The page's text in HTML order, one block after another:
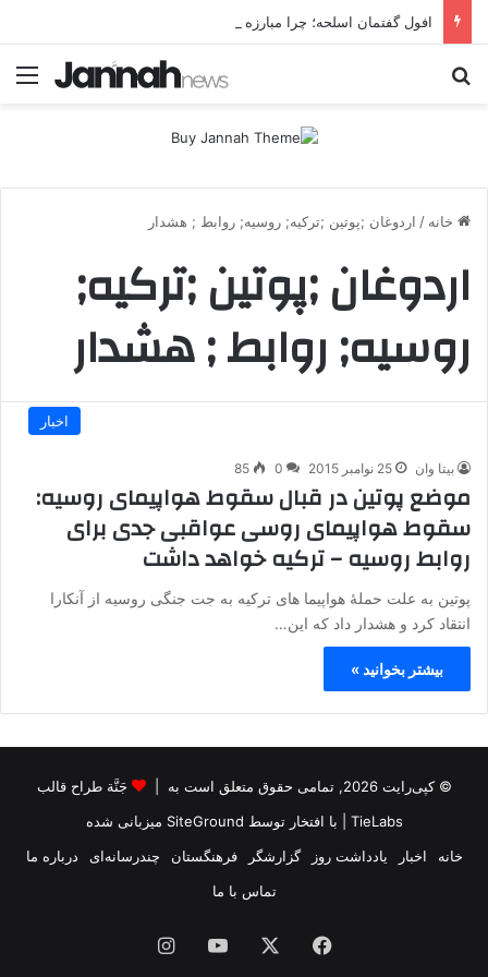
خانه / اردوغان ;پوتین ;ترکیه; روسیه; روابط ; هشدار
اردوغان ;پوتین ;ترکیه;
روسیه; روابط ; هشدار
اخبار
بیتا وان 25 نوامبر 2015 0
85
موضع پوتین در قبال سقوط هواپیمای روسیه:
سقوط هواپیمای روسی عواقبی جدی برای
روابط روسیه – ترکیه خواهد داشت
پوتین به علت حملۀ هواپیما های ترکیه به جت جنگی روسیه از آنکارا
انتقاد کرد و هشدار داد که این…
بیشتر بخوانید »
© کپی‌رایت 2026, تمامی حقوق متعلق است به |
جَنَّة طراح قالب
TieLabs | با افتخار توسط SiteGround میزبانی شده
خانه
اخبار یادداشت روز گزارشگر فرهنگستان چندرسانه‌ای
درباره ما
تماس با ما
فیس یوتیوب